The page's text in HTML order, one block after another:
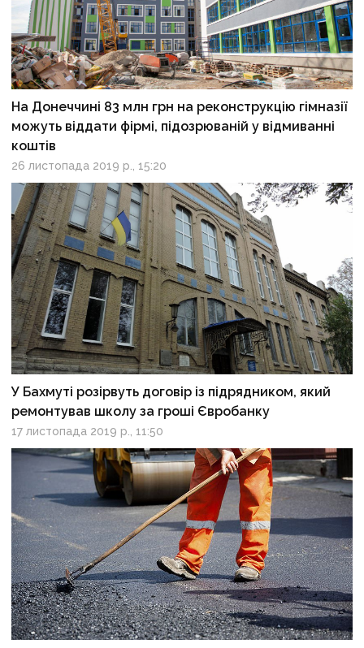
На Донеччині 83 млн грн на реконструкцію гімназії
можуть віддати фірмі, підозрюваній у відмиванні
коштів
26 листопада 2019 р., 15:20
У Бахмуті розірвуть договір із підрядником, який
ремонтував школу за гроші Євробанку
17 листопада 2019 р., 11:50